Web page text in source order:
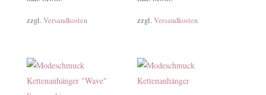
zzgl. Versandkosten zzgl.Versandkosten